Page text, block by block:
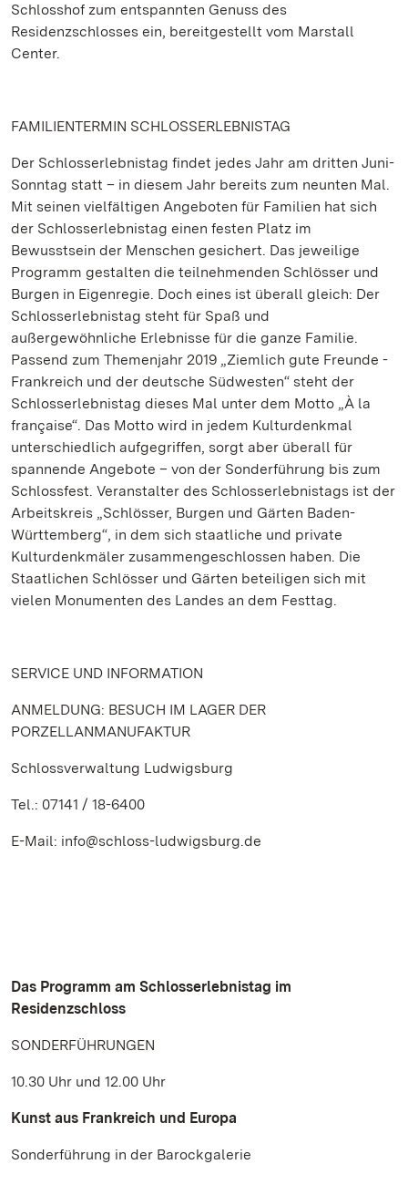
Schlosshof zum entspannten Genuss des
Residenzschlosses ein, bereitgestellt vom Marstall
Center.
FAMILIENTERMIN SCHLOSSERLEBNISTAG
Der Schlosserlebnistag findet jedes Jahr am dritten Juni-
Sonntag statt – in diesem Jahr bereits zum neunten Mal.
Mit seinen vielfältigen Angeboten für Familien hat sich
der Schlosserlebnistag einen festen Platz im
Bewusstsein der Menschen gesichert. Das jeweilige
Programm gestalten die teilnehmenden Schlösser und
Burgen in Eigenregie. Doch eines ist überall gleich: Der
Schlosserlebnistag steht für Spaß und
außergewöhnliche Erlebnisse für die ganze Familie.
Passend zum Themenjahr 2019 „Ziemlich gute Freunde -
Frankreich und der deutsche Südwesten“ steht der
Schlosserlebnistag dieses Mal unter dem Motto „À la
française“. Das Motto wird in jedem Kulturdenkmal
unterschiedlich aufgegriffen, sorgt aber überall für
spannende Angebote – von der Sonderführung bis zum
Schlossfest. Veranstalter des Schlosserlebnistags ist der
Arbeitskreis „Schlösser, Burgen und Gärten Baden-
Württemberg“, in dem sich staatliche und private
Kulturdenkmäler zusammengeschlossen haben. Die
Staatlichen Schlösser und Gärten beteiligen sich mit
vielen Monumenten des Landes an dem Festtag.
SERVICE UND INFORMATION
ANMELDUNG: BESUCH IM LAGER DER
PORZELLANMANUFAKTUR
Schlossverwaltung Ludwigsburg
Tel.: 07141 / 18-6400
E-Mail: info@schloss-ludwigsburg.de
Das Programm am Schlosserlebnistag im
Residenzschloss
SONDERFÜHRUNGEN
10.30 Uhr und 12.00 Uhr
Kunst aus Frankreich und Europa
Sonderführung in der Barockgalerie